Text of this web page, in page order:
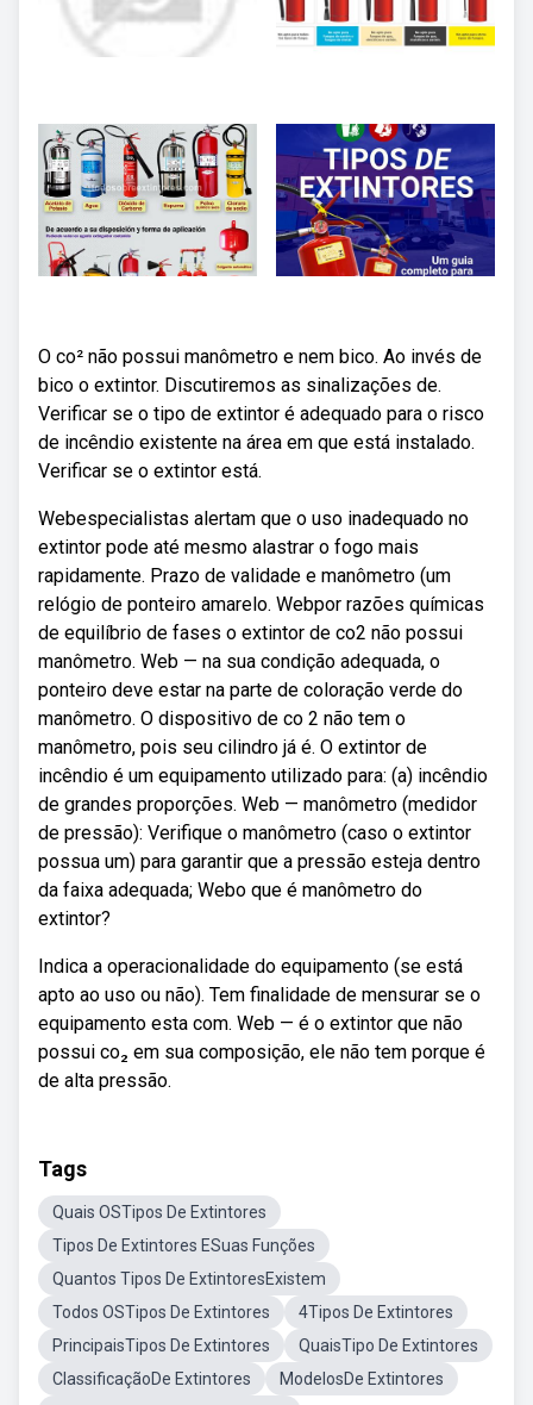
O co² não possui manômetro e nem bico. Ao invés de
bico o extintor. Discutiremos as sinalizações de.
Verificar se o tipo de extintor é adequado para o risco
de incêndio existente na área em que está instalado.
Verificar se o extintor está.
Webespecialistas alertam que o uso inadequado no
extintor pode até mesmo alastrar o fogo mais
rapidamente. Prazo de validade e manômetro (um
relógio de ponteiro amarelo. Webpor razões químicas
de equilíbrio de fases o extintor de co2 não possui
manômetro. Web — na sua condição adequada, o
ponteiro deve estar na parte de coloração verde do
manômetro. O dispositivo de co 2 não tem o
manômetro, pois seu cilindro já é. O extintor de
incêndio é um equipamento utilizado para: (a) incêndio
de grandes proporções. Web — manômetro (medidor
de pressão): Verifique o manômetro (caso o extintor
possua um) para garantir que a pressão esteja dentro
da faixa adequada; Webo que é manômetro do
extintor?
Indica a operacionalidade do equipamento (se está
apto ao uso ou não). Tem finalidade de mensurar se o
equipamento esta com. Web — é o extintor que não
possui co₂ em sua composição, ele não tem porque é
de alta pressão.
Tags
Quais OSTipos De Extintores
Tipos De Extintores ESuas Funções
Quantos Tipos De ExtintoresExistem
Todos OSTipos De Extintores
4Tipos De Extintores
PrincipaisTipos De Extintores
QuaisTipo De Extintores
ClassificaçãoDe Extintores
ModelosDe Extintores